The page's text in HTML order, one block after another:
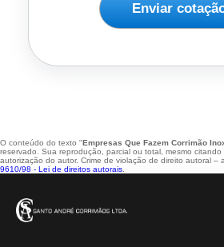
Enviar
O conteúdo do texto "Empresas Que Fazem Corrimão
reservado. Sua reprodução, parcial ou total, mesmo
autorização do autor. Crime de violação de direito autoral –
9610/98 - Lei de direitos autorais